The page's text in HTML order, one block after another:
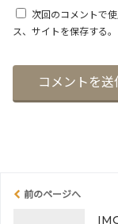
次回のコメントで
ス、サイトを保存する。
前のページへ